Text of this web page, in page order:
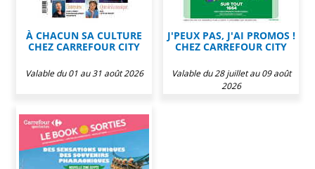
À CHACUN SA CULTURE
CHEZ CARREFOUR CITY
Valable du 01 au 31 août 2026
J'PEUX PAS, J'AI PROMOS !
CHEZ CARREFOUR CITY
Valable du 28 juillet au 09 août
2026